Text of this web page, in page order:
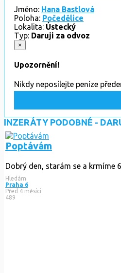
Jméno: Hana Bastlová
Poloha: Počedělice
Lokalita: Ústecký
Typ: Daruji za odvoz
×
Upozornění!
Nikdy neposílejte peníze
INZERÁTY PODOBNÉ -
Poptávám
Dobrý den, starám se a krmíme
Hledám
Praha 6
Před 4 měsíci
489